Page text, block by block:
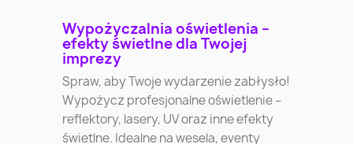
Wypożyczalnia oświetlenia –
efekty świetlne dla Twojej
imprezy
Spraw, aby Twoje wydarzenie zabłysło!
Wypożycz profesjonalne oświetlenie –
reflektory, lasery, UV oraz inne efekty
świetlne. Idealne na wesela, eventy